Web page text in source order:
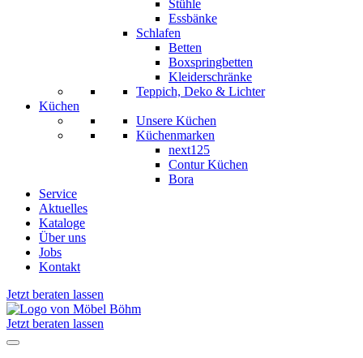
Stühle
Essbänke
Schlafen
Betten
Boxspringbetten
Kleiderschränke
Teppich, Deko & Lichter
Küchen
Unsere Küchen
Küchenmarken
next125
Contur Küchen
Bora
Service
Aktuelles
Kataloge
Über uns
Jobs
Kontakt
Jetzt beraten lassen
Jetzt beraten lassen